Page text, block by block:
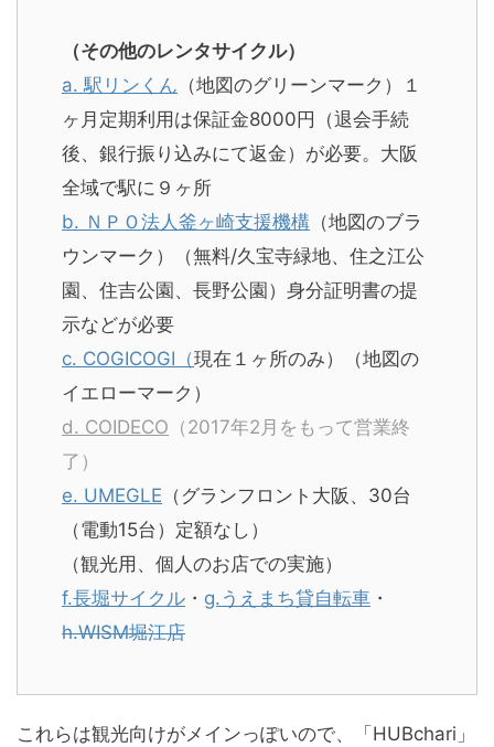
（その他のレンタサイクル）
a. 駅リンくん （地図のグリーンマーク）１
ヶ月定期利用は保証金8000円（退会手続
後、銀行振り込みにて返金）が必要。大阪
全域で駅に９ヶ所
b. ＮＰＯ法人釜ヶ崎支援機構 （地図のブラ
ウンマーク）（無料/久宝寺緑地、住之江公
園、住吉公園、長野公園）身分証明書の提
示などが必要
c. COGICOGI（現在１ヶ所のみ）（地図の
イエローマーク）
d. COIDECO （2017年2月をもって営業終
了）
e. UMEGLE （グランフロント大阪、30台
（電動15台）定額なし）
（観光用、個人のお店での実施）
f.長堀サイクル ・ g.うえまち貸自転車 ・
h.WISM堀江店
これらは観光向けがメインっぽいので、「HUBchari」